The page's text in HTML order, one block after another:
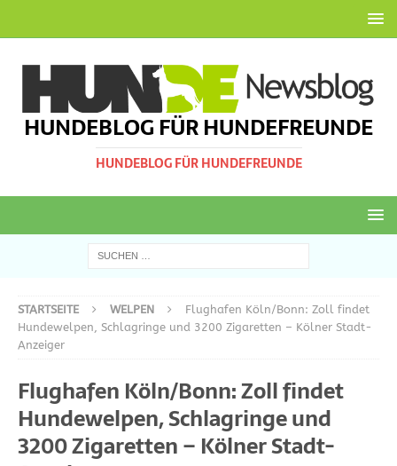
HUNDEBLOG FÜR HUNDEFREUNDE
HUNDEBLOG FÜR HUNDEFREUNDE
STARTSEITE WELPEN
Flughafen Köln/Bonn: Zoll findet
Hundewelpen, Schlagringe und 3200 Zigaretten – Kölner Stadt-
Anzeiger
Flughafen Köln/Bonn: Zoll findet
Hundewelpen, Schlagringe und
3200 Zigaretten – Kölner Stadt-